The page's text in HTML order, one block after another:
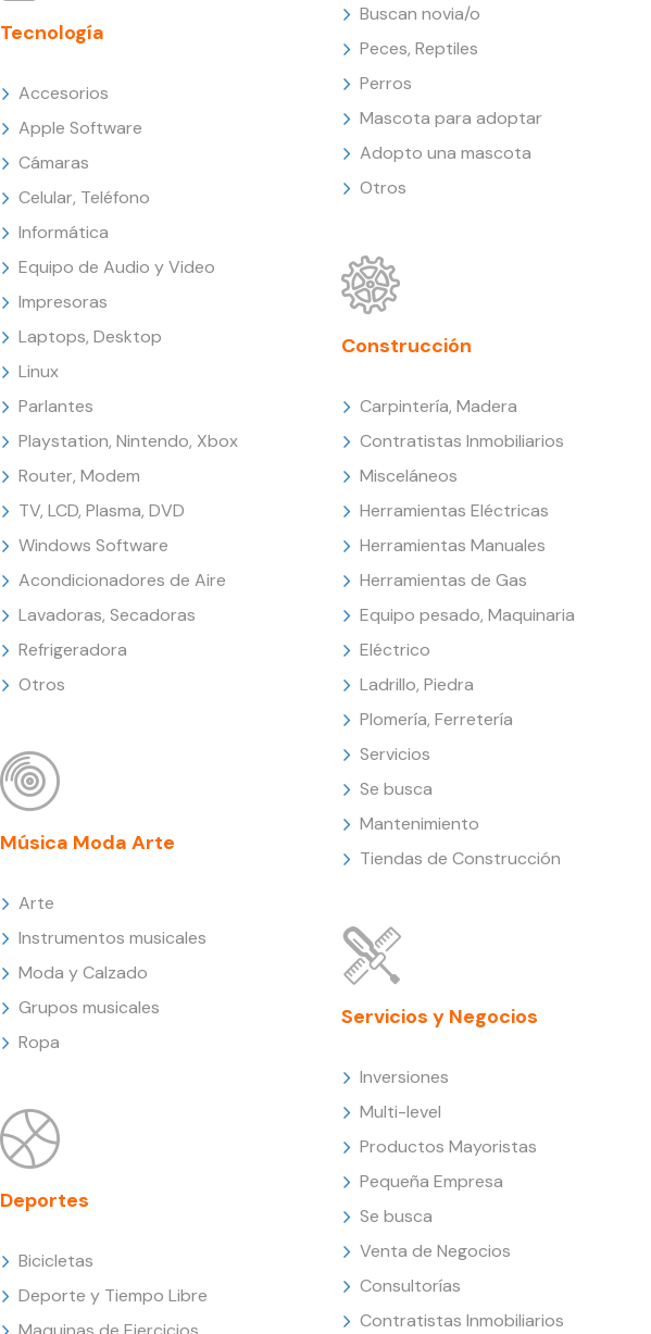
Tecnología
Accesorios
Apple Software
Cámaras
Celular, Teléfono
Informática
Equipo de Audio y Video
Impresoras
Laptops, Desktop
Linux
Parlantes
Playstation, Nintendo, Xbox
Router, Modem
TV, LCD, Plasma, DVD
Windows Software
Acondicionadores de Aire
Lavadoras, Secadoras
Refrigeradora
Otros
Música Moda Arte
Arte
Instrumentos musicales
Moda y Calzado
Grupos musicales
Ropa
Deportes
Bicicletas
Deporte y Tiempo Libre
Buscan novia/o
Peces, Reptiles
Perros
Mascota para adoptar
Adopto una mascota
Otros
Construcción
Carpintería, Madera
Contratistas Inmobiliarios
Misceláneos
Herramientas Eléctricas
Herramientas Manuales
Herramientas de Gas
Equipo pesado, Maquinaria
Eléctrico
Ladrillo, Piedra
Plomería, Ferretería
Servicios
Se busca
Mantenimiento
Tiendas de Construcción
Servicios y Negocios
Inversiones
Multi-level
Productos Mayoristas
Pequeña Empresa
Se busca
Venta de Negocios
Consultorías
Contratistas Inmobiliarios